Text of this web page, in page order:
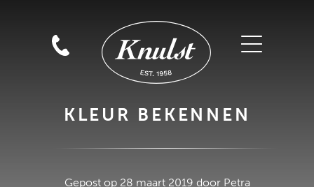
KLEUR BEKENNEN
Gepost op 28 maart 2019 door Petra
GRATIS MAGAZINE